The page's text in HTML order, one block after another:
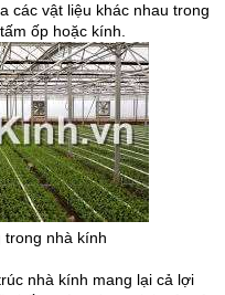
các vật liệu khác nhau trong
ốp hoặc kính.
trong nhà kính
nhà kính mang lại cả lợi